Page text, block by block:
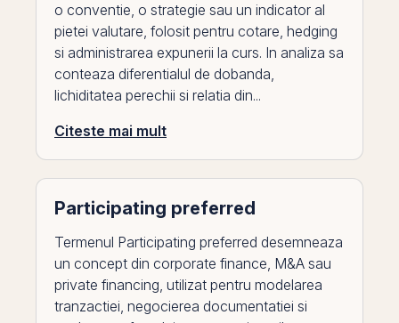
o conventie, o strategie sau un indicator al
pietei valutare, folosit pentru cotare, hedging
si administrarea expunerii la curs. In analiza sa
conteaza diferentialul de dobanda,
lichiditatea perechii si relatia din...
Citeste mai mult
Participating preferred
Termenul Participating preferred desemneaza
un concept din corporate finance, M&A sau
private financing, utilizat pentru modelarea
tranzactiei, negocierea documentatiei si